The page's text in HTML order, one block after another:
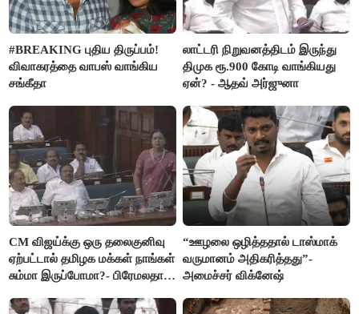
#BREAKING புதிய திருப்பம்!
விவாகரத்தை வாபஸ் வாங்கிய
சங்கீதா
லாட்டரி நிறுவனத்திடம் இருந்து
திமுக ரூ.900 கோடி வாங்கியது
ஏன்? - ஆதவ் அர்ஜுனா
CM விஜய்க்கு ஒரு தலைகுனிவு
ஏற்பட்டால் தமிழக மக்கள் நாங்கள்
சும்மா இருப்போமா?- பிரேமலதா
“ஊழலை ஒழித்ததால் டாஸ்மாக்
வருமானம் அதிகரித்தது”-
அமைச்சர் விக்னேஷ்